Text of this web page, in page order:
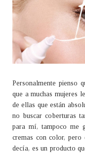
Personalmente pienso
que a muchas mujeres
de ellas que están
no buscar coberturas
para mí, tampoco me
cremas con color, pero
decía, es un producto